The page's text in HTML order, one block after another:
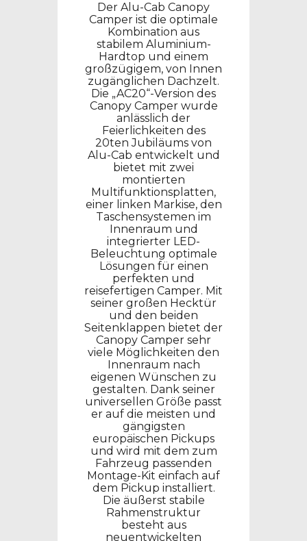
Der Alu-Cab Canopy
Camper ist die optimale
Kombination aus
stabilem Aluminium-
Hardtop und einem
großzügigem, von Innen
zugänglichen Dachzelt.
Die „AC20“-Version des
Canopy Camper wurde
anlässlich der
Feierlichkeiten des
20ten Jubiläums von
Alu-Cab entwickelt und
bietet mit zwei
montierten
Multifunktionsplatten,
einer linken Markise, den
Taschensystemen im
Innenraum und
integrierter LED-
Beleuchtung optimale
Lösungen für einen
perfekten und
reisefertigen Camper. Mit
seiner großen Hecktür
und den beiden
Seitenklappen bietet der
Canopy Camper sehr
viele Möglichkeiten den
Innenraum nach
eigenen Wünschen zu
gestalten. Dank seiner
universellen Größe passt
er auf die meisten und
gängigsten
europäischen Pickups
und wird mit dem zum
Fahrzeug passenden
Montage-Kit einfach auf
dem Pickup installiert.
Die äußerst stabile
Rahmenstruktur
besteht aus
neuentwickelten